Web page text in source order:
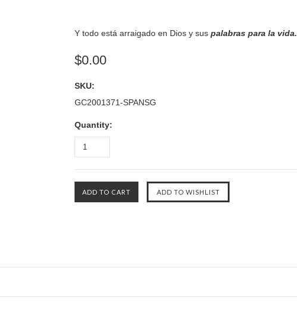
Y todo está arraigado en Dios y sus palabras para la vida.
$0.00
SKU:
GC2001371-SPANSG
Quantity: